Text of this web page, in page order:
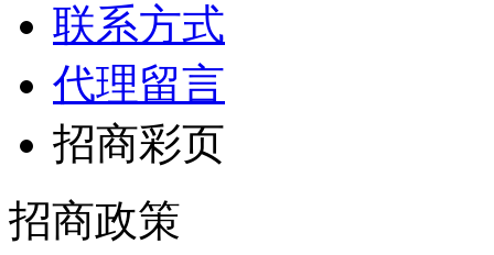
联系方式
代理留言
招商彩页
招商政策